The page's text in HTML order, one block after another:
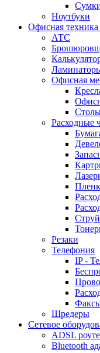
Ноутбуки
Офисная
АТС
Офисная
Расходные
Резаки
Телефония
IP -
Шредеры
Сетевое
ADSL
Bluetooth